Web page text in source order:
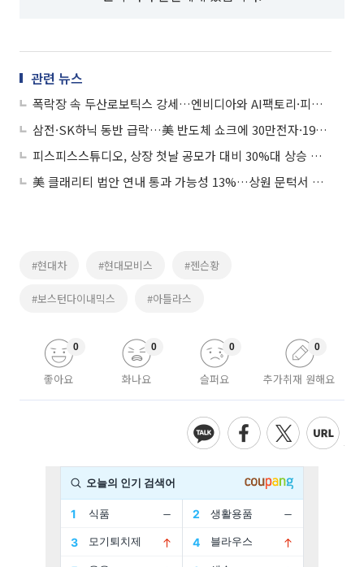
관련 뉴스
폭락장 속 두산로보틱스 강세…엔비디아와 AI팩토리·피지컬AI 전방위 협력
삼전·SK하닉 동반 급락…美 반도체 쇼크에 30만전자·190만닉스 붕괴
피스피스스튜디오, 상장 첫날 공모가 대비 30%대 상승 출발
美 클래리티 법안 연내 통과 가능성 13%…상원 문턱서 제동
#현대차 #현대모비스 #젠슨황
#보스턴다이내믹스 #아틀라스
좋아요
0
화나요
0
슬퍼요
0
추가취재 원해요
0